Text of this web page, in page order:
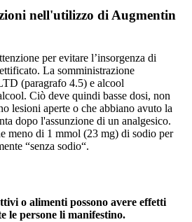
nell'utilizzo di Augmentin
per evitare l’insorgenza di
La somministrazione
(paragrafo 4.5) e alcool
Ciò deve quindi basse dosi, non
lesioni aperte o che abbiano avuto la
dopo l'assunzione di un analgesico.
meno di 1 mmol (23 mg) di sodio per
“senza sodio“.
o alimenti possono avere effetti
le persone li manifestino.